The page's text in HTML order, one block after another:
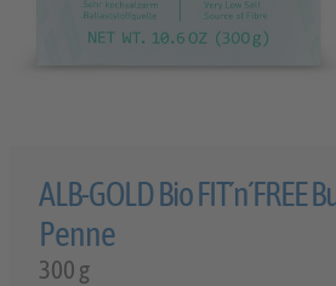
ALB-GOLD Bio FIT´n´FREE
Penne
300 g